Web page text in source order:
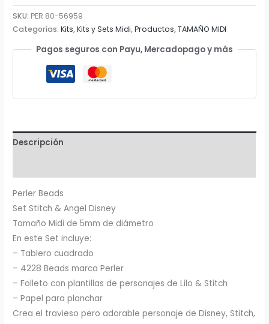
-
Stitch
Disney
Kit,
Figuras
SKU: PER 80-56959
Categorías:Kits,Kits y Sets Midi,Productos,TAMAÑO MIDI
Pagos seguros con Payu, Mercadopago y más
Descripción
Perler Beads
Set Stitch & Angel Disney
Tamaño Midi de 5mm de diámetro
En este Set incluye:
– Tablero cuadrado
– 4228 Beads marca Perler
– Folleto con plantillas de personajes de Lilo & Stitch
– Papel para planchar
Crea el travieso pero adorable personaje de Disney, Stitch,